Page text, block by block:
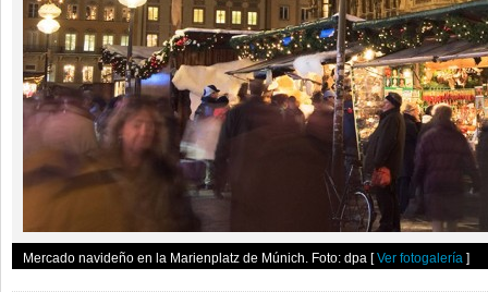
Mercado navideño en la Marienplatz de Múnich. Foto: dpa [Ver fotogalería ]